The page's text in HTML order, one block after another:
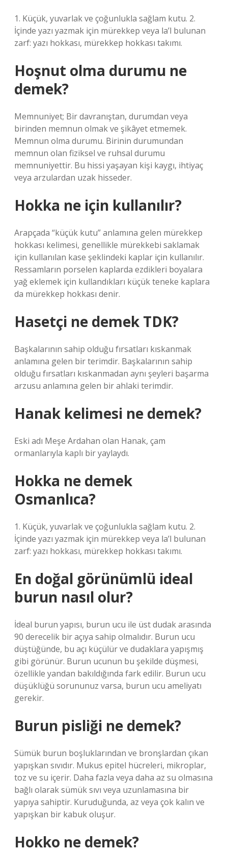
1. Küçük, yuvarlak ve çoğunlukla sağlam kutu. 2.
İçinde yazı yazmak için mürekkep veya la’l bulunan
zarf: yazı hokkası, mürekkep hokkası takımı.
Hoşnut olma durumu ne
demek?
Memnuniyet; Bir davranıştan, durumdan veya
birinden memnun olmak ve şikâyet etmemek.
Memnun olma durumu. Birinin durumundan
memnun olan fiziksel ve ruhsal durumu
memnuniyettir. Bu hissi yaşayan kişi kaygı, ihtiyaç
veya arzulardan uzak hisseder.
Hokka ne için kullanılır?
Arapçada “küçük kutu” anlamına gelen mürekkep
hokkası kelimesi, genellikle mürekkebi saklamak
için kullanılan kase şeklindeki kaplar için kullanılır.
Ressamların porselen kaplarda ezdikleri boyalara
yağ eklemek için kullandıkları küçük teneke kaplara
da mürekkep hokkası denir.
Hasetçi ne demek TDK?
Başkalarının sahip olduğu fırsatları kıskanmak
anlamına gelen bir terimdir. Başkalarının sahip
olduğu fırsatları kıskanmadan aynı şeyleri başarma
arzusu anlamına gelen bir ahlaki terimdir.
Hanak kelimesi ne demek?
Eski adı Meşe Ardahan olan Hanak, çam
ormanlarıyla kaplı bir yaylaydı.
Hokka ne demek
Osmanlıca?
1. Küçük, yuvarlak ve çoğunlukla sağlam kutu. 2.
İçinde yazı yazmak için mürekkep veya la’l bulunan
zarf: yazı hokkası, mürekkep hokkası takımı.
En doğal görünümlü ideal
burun nasıl olur?
İdeal burun yapısı, burun ucu ile üst dudak arasında
90 derecelik bir açıya sahip olmalıdır. Burun ucu
düştüğünde, bu açı küçülür ve dudaklara yapışmış
gibi görünür. Burun ucunun bu şekilde düşmesi,
özellikle yandan bakıldığında fark edilir. Burun ucu
düşüklüğü sorununuz varsa, burun ucu ameliyatı
gerekir.
Burun pisliği ne demek?
Sümük burun boşluklarından ve bronşlardan çıkan
yapışkan sıvıdır. Mukus epitel hücreleri, mikroplar,
toz ve su içerir. Daha fazla veya daha az su olmasına
bağlı olarak sümük sıvı veya uzunlamasına bir
yapıya sahiptir. Kuruduğunda, az veya çok kalın ve
yapışkan bir kabuk oluşur.
Hokko ne demek?